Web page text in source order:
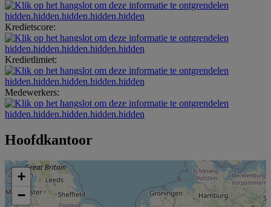
hidden.hidden.hidden.hidden.hidden
Kredietscore:
hidden.hidden.hidden.hidden.hidden
Kredietlimiet:
hidden.hidden.hidden.hidden.hidden
Medewerkers:
hidden.hidden.hidden.hidden.hidden
Hoofdkantoor
+
−